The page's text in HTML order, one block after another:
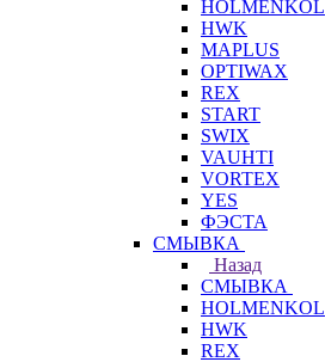
HOLMENKOL
HWK
MAPLUS
OPTIWAX
REX
START
SWIX
VAUHTI
VORTEX
YES
ФЭСТА
СМЫВКА
Назад
СМЫВКА
HOLMENKOL
HWK
REX